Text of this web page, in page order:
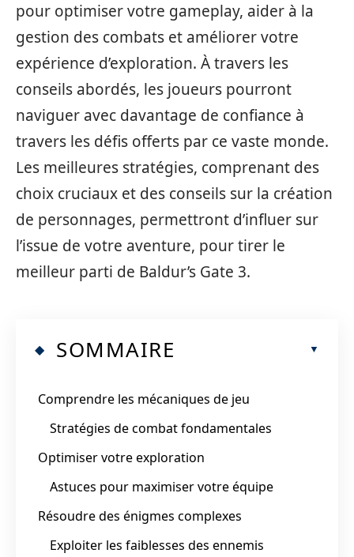
pour optimiser votre gameplay, aider à la
gestion des combats et améliorer votre
expérience d’exploration. À travers les
conseils abordés, les joueurs pourront
naviguer avec davantage de confiance à
travers les défis offerts par ce vaste monde.
Les meilleures stratégies, comprenant des
choix cruciaux et des conseils sur la création
de personnages, permettront d’influer sur
l’issue de votre aventure, pour tirer le
meilleur parti de Baldur’s Gate 3.
SOMMAIRE
Comprendre les mécaniques de jeu
Stratégies de combat fondamentales
Optimiser votre exploration
Astuces pour maximiser votre équipe
Résoudre des énigmes complexes
Exploiter les faiblesses des ennemis